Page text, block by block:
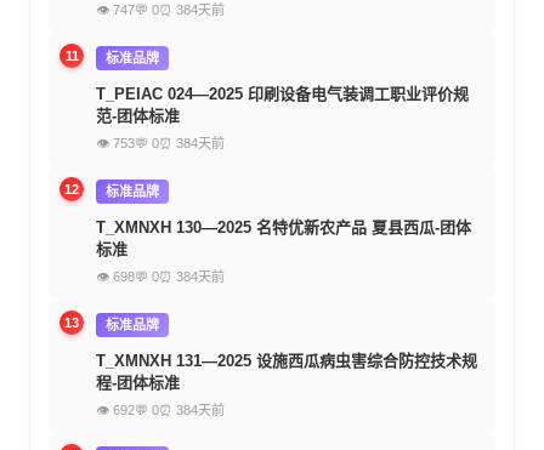
👁 747💬 0⏰ 384天前
11 标准品牌
T_PEIAC 024—2025 印刷设备电气装调工职业评价规
范-团体标准
👁 753💬 0⏰ 384天前
12 标准品牌
T_XMNXH 130—2025 名特优新农产品 夏县西瓜-团体
标准
👁 698💬 0⏰ 384天前
13 标准品牌
T_XMNXH 131—2025 设施西瓜病虫害综合防控技术规
程-团体标准
👁 692💬 0⏰ 384天前